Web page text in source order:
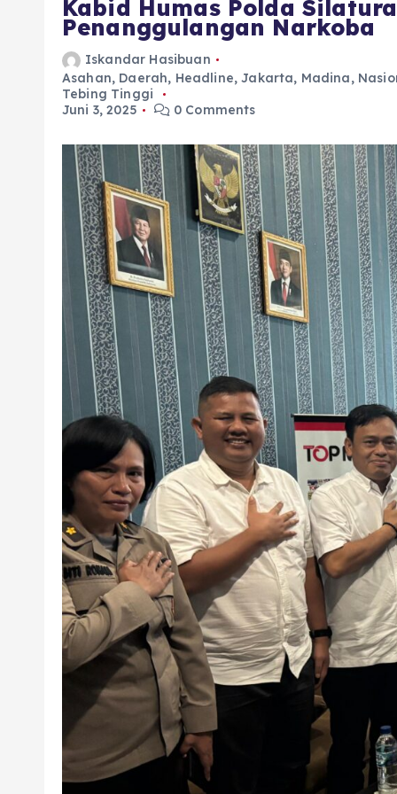
Kabid Humas Polda
Penanggulangan Narkoba
Iskandar Hasibuan
Asahan, Daerah, Headline,Jakarta, Madina,
Tebing Tinggi
Juni 3, 2025
0 Comments